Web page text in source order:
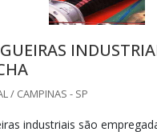
/ CAMPINAS - SP
industriais são